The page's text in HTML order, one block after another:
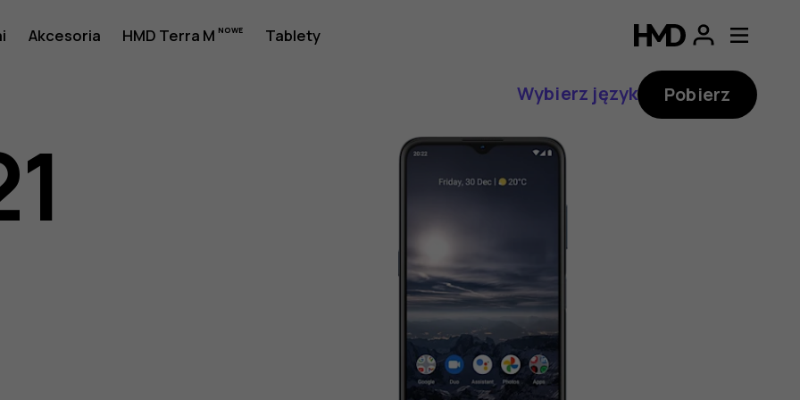
Akcesoria HMD Terra M Tablety
Wybierz język Pobierz